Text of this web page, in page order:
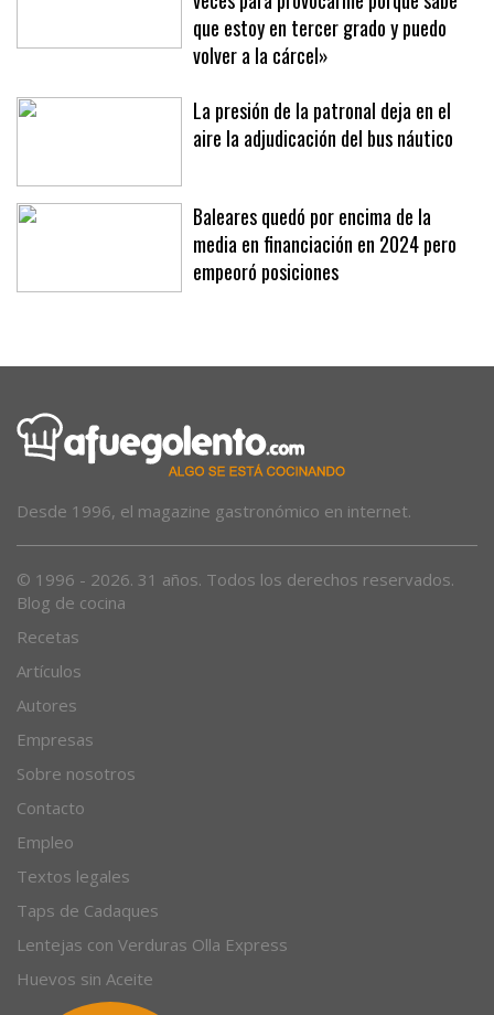
«Me ha amenazado de muerte varias
veces para provocarme porque sabe
que estoy en tercer grado y puedo
volver a la cárcel»
La presión de la patronal deja en el
Baleares quedó por encima de la
media en financiación en 2024 pero
Blog de cocina
Recetas
Artículos
Autores
Empresas
Sobre nosotros
Contacto
Empleo
Textos legales
Taps de Cadaques
Lentejas con Verduras Olla Express